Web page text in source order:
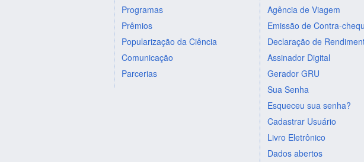
Programas
Prêmios
Popularização da Ciência
Comunicação
Parcerias
Agência de Viagem
Emissão de Contra-
Declaração de
Assinador Digital
Gerador GRU
Sua Senha
Esqueceu sua senha?
Cadastrar Usuário
Livro Eletrônico
Dados abertos